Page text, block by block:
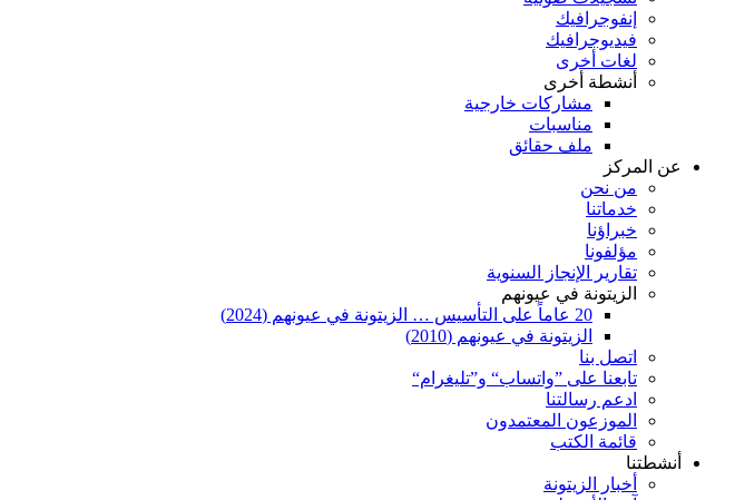
إنفوجرافيك
فيديوجرافيك
لغات أخرى
أنشطة أخرى
مشاركات خارجية
مناسبات
ملف حقائق
عن المركز
من نحن
خدماتنا
خبراؤنا
مؤلفونا
تقارير الإنجاز السنوية
الزيتونة في عيونهم
20 عاماً على التأسيس … الزيتونة في عيونهم (2024)
الزيتونة في عيونهم (2010)
اتصل بنا
تابعنا على ”واتساب“ و”تليغرام“
ادعم رسالتنا
الموزعون المعتمدون
قائمة الكتب
أنشطتنا
أخبار الزيتونة